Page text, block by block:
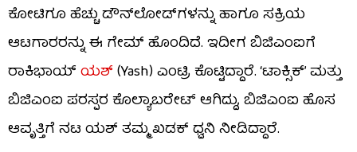
ಕೋಟಿಗೂ ಹೆಚ್ಚು ಡೌನ್​​ಲೋಡ್​​ಗಳನ್ನು ಹಾಗೂ ಸಕ್ರಿಯ
ಆಟಗಾರರನ್ನು ಈ ಗೇಮ್ ಹೊಂದಿದೆ. ಇದೀಗ ಬಿಜಿಎಂಐಗೆ
ರಾಕಿಭಾಯ್ಯಶ್(Yash) ಎಂಟ್ರಿ ಕೊಟ್ಟಿದ್ದಾರೆ. ‘ಟಾಕ್ಸಿಕ್’ ಮತ್ತು
ಬಿಜಿಎಂಐ ಪರಸ್ಪರ ಕೊಲ್ಯಾಬರೇಟ್ ಆಗಿದ್ದು, ಬಿಜಿಎಂಐ ಹೊಸ
ಆವೃತ್ತಿಗೆ ನಟ ಯಶ್ ತಮ್ಮ ಖಡಕ್ ಧ್ವನಿ ನೀಡಿದ್ದಾರೆ.